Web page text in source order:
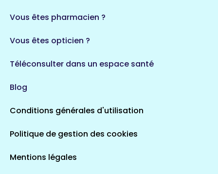
Vous êtes pharmacien ?
Vous êtes opticien ?
Téléconsulter dans un espace santé
Blog
Conditions générales d'utilisation
Politique de gestion des cookies
Mentions légales